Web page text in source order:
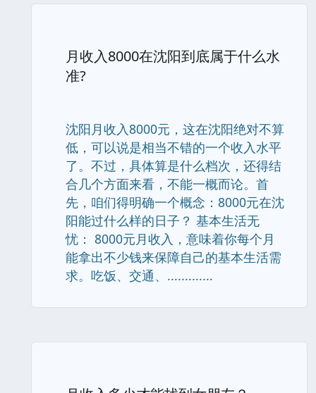
月收入8000在沈阳到底属于什么水
准?
沈阳月收入8000元，这在沈阳绝对不算
低，可以说是相当不错的一个收入水平
了。不过，具体算是什么档次，还得结
合几个方面来看，不能一概而论。首
先，咱们得明确一个概念：8000元在沈
阳能过什么样的日子？ 基本生活无
忧： 8000元月收入，意味着你每个月
能拿出不少钱来保障自己的基本生活需
求。吃饭、交通、.............